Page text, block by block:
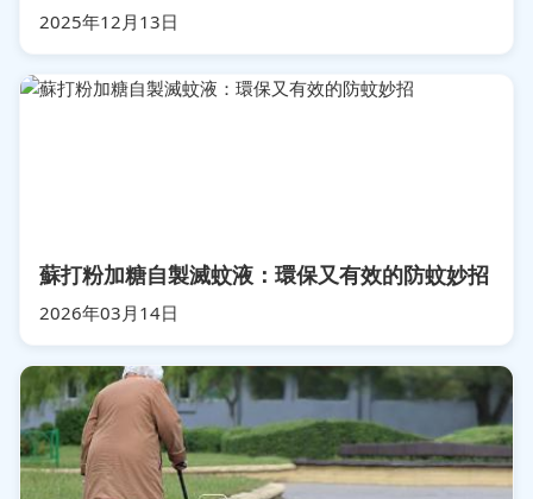
2025年12月13日
蘇打粉加糖自製滅蚊液：環保又有效的防蚊妙招
2026年03月14日